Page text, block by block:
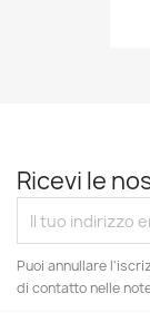
Ricevi le
Puoi annullare
di contatto nelle